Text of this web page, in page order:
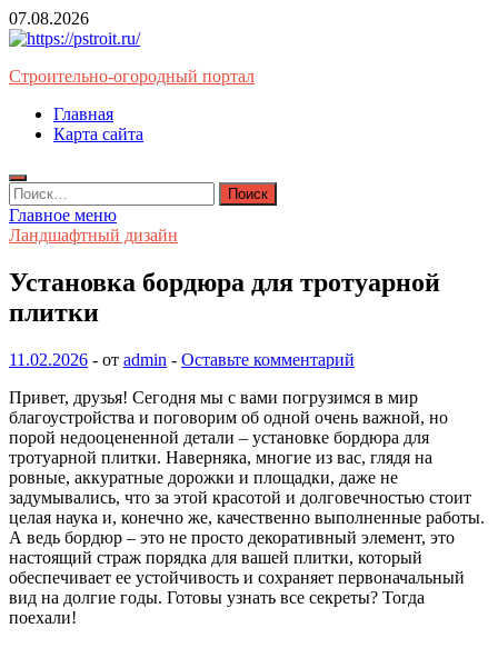
Перейти
к
07.08.2026
Строительно-огородный портал
Главная
Карта сайта
Найти:
Главное меню
Ландшафтный дизайн
Установка бордюра для тротуарной
плитки
11.02.2026 - от admin - Оставьте комментарий
Привет, друзья! Сегодня мы с вами погрузимся в мир
благоустройства и поговорим об одной очень важной, но
порой недооцененной детали – установке бордюра для
тротуарной плитки. Наверняка, многие из вас, глядя на
ровные, аккуратные дорожки и площадки, даже не
задумывались, что за этой красотой и долговечностью стоит
целая наука и, конечно же, качественно выполненные работы.
А ведь бордюр – это не просто декоративный элемент, это
настоящий страж порядка для вашей плитки, который
обеспечивает ее устойчивость и сохраняет первоначальный
вид на долгие годы. Готовы узнать все секреты? Тогда
поехали!